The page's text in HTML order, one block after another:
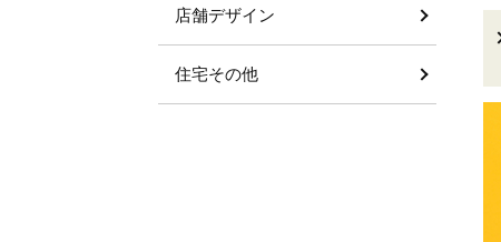
店舗デザイン
住宅その他